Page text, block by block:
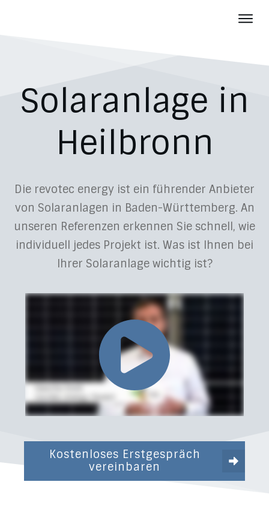
Solaranlage in
Heilbronn
Die revotec energy ist ein führender Anbieter
von Solaranlagen in Baden-Württemberg. An
unseren Referenzen erkennen Sie schnell, wie
individuell jedes Projekt ist. Was ist Ihnen bei
Ihrer Solaranlage wichtig ist?
Kostenloses Erstgespräch
vereinbaren